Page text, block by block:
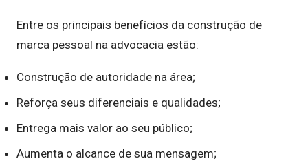
Entre os principais benefícios da construção de
marca pessoal na advocacia estão:
Construção de autoridade na área;
Reforça seus diferenciais e qualidades;
Entrega mais valor ao seu público;
Aumenta o alcance de sua mensagem;